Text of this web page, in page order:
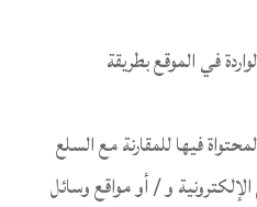
في الموقع بطريقة
فيها للمقارنة مع السلع
و / أو مواقع وسائل